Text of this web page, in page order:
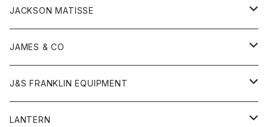
ストール
Tシャツ
グッズ
アンダーウェア
靴
トップス
カーディガン
ジャケット
ボトム
オーバーオール
レディース
コート
Tシャツ
ロンパース
グッズ
靴
ストール
トップス
カットソー
シャツ
ボトム
オーバーオール
レディース
ワンピース
バック
キッズ
トレーナー
トップス
Gジャケット
帽子
JACKSON MATISSE
Tシャツ
帽子
JAMES & CO
ボトム
J&S FRANKLIN EQUIPMENT
アウター
LANTERN